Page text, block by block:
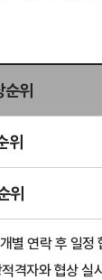
위
위
위
별 연락 후 일정
격자와 협상 실